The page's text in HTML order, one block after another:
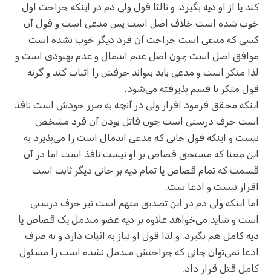
کند یا از او دیه بگیرد. و ثالثا قول ولی دم در اینکه جراحت اول
خوب شده است خلاف اصل است پس مدعی است و قول آن
کسی که مدعی است جراحت آن فرد دیگر خوب نشده است
موافق اصل است چون اصل عدم اندمال و عدم بهبودی است و
لذا منکر است و مدعی باید بتواند حرفش را اثبات کند و گرنه
قول منکر با قسم پذیرفته می‌شود.
اینکه محقق فرمود اقرار ولی در آنچه به ضرر خودش است نافذ
است حرف درستی است چون قاتل بودن آن فرد مشخص
نیست و اینکه قول جانی که مدعی اندمال است را می‌پذیرد به
این معنا که مستحق قصاص بر او نیست نافذ است اما در آن
قسمت که تمام قصاص یا تمام دیه بر جانی دیگر ثابت است
اقرار نیست و ادعا ست.
اما اینکه ولی دم در این تصدیق متهم است نیز حرف درستی
است و شاید می‌خواهد علاوه بر دیه عضو مندمل یک قصاص یا
دیه کامل هم بگیرد. و لذا قول او نیاز به اثبات دارد و به صرف
ادعا نمی‌‌توان جانی که جراحتش مندمل نشده است را مسئول
کامل قتل قرار داد.